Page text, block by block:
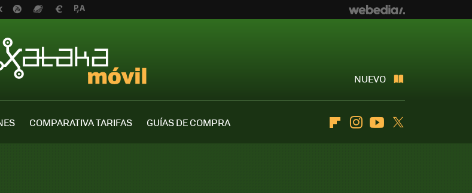
NUEVO
COMPARATIVA TARIFAS
GUÍAS DE COMPRA
FlipboardInstagramYoutube